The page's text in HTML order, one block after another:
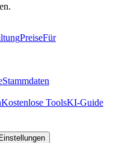
PreiseFür
Stammdaten
Kostenlose ToolsKI-Guide